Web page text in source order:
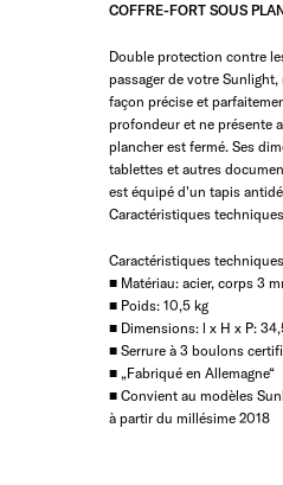
COFFRE-FORT SOUS
Double protection contre
passager de votre
façon précise et
profondeur et ne présente
plancher est fermé. Ses
tablettes et autres
est équipé d'un tapis
Caractéristiques
Caractéristiques
■ Matériau: acier, corps 3
■ Poids: 10,5 kg
■ Dimensions: l x H x P:
■ Serrure à 3 boulons
■ „Fabriqué en Allemagne“
■ Convient au modèles
à partir du millésime 2018